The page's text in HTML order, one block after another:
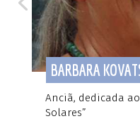
BARBARA
Anciã, dedicada ao
Solares”